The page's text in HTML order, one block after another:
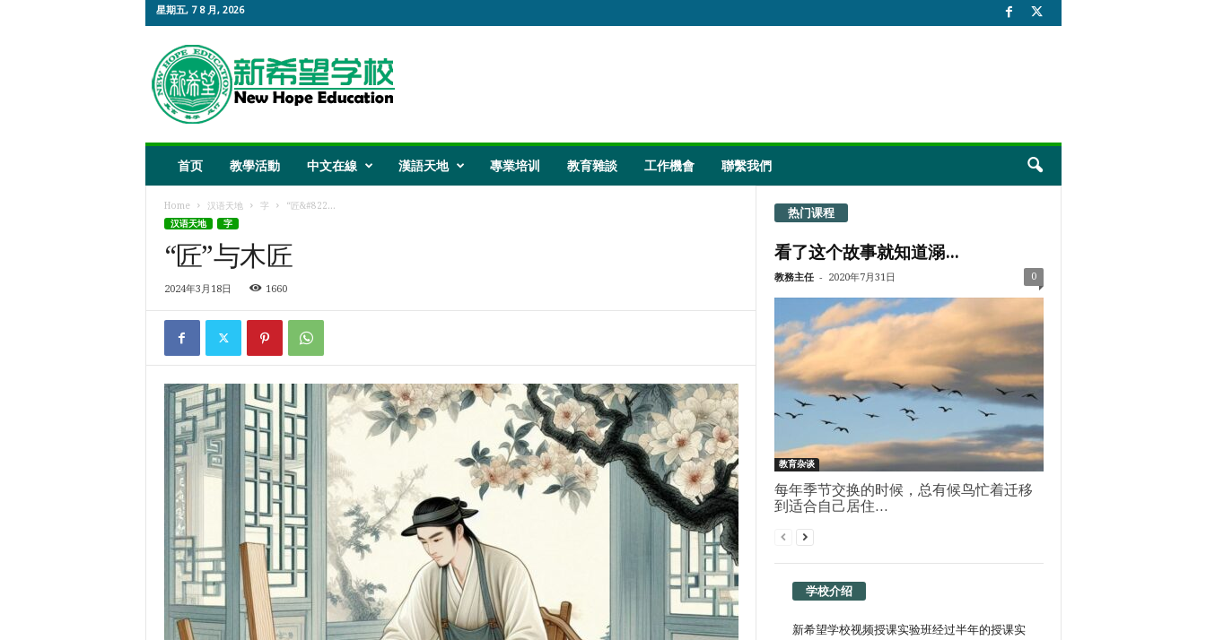
星期五, 7 8 月, 2026
希
望
教
首页 教學活動 中文在線 漢語天地 專業培训 教育雜談 工作機會 聯繫我們
Home 汉语天地 字
“匠&#822...
汉语天地
字
“匠”与木匠
2024年3月18日 1660
热门课程
看了这个故事就知道溺...
教務主任 - 2020年7月31日 0
教育杂谈
每年季节交换的时候，总有候鸟忙着迁移
到适合自己居住...
学校介绍
新希望学校视频授课实验班经过半年的授课实